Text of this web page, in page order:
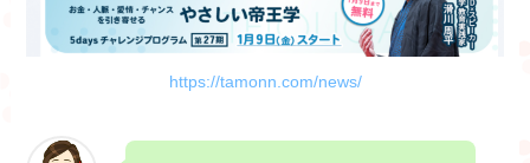
https://tamonn.com/news/